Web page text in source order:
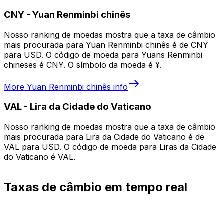
CNY - Yuan Renminbi chinês
Nosso ranking de moedas mostra que a taxa de câmbio
mais procurada para Yuan Renminbi chinês é de CNY
para USD. O código de moeda para Yuans Renminbi
chineses é CNY. O símbolo da moeda é ¥.
More Yuan Renminbi chinês info
VAL - Lira da Cidade do Vaticano
Nosso ranking de moedas mostra que a taxa de câmbio
mais procurada para Lira da Cidade do Vaticano é de
VAL para USD. O código de moeda para Liras da Cidade
do Vaticano é VAL.
Taxas de câmbio em tempo real